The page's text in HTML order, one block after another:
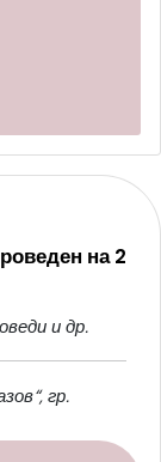
на 2
и др.
гр.